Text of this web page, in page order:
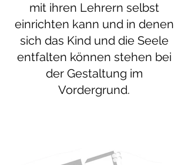
mit ihren Lehrern selbst
einrichten kann und in denen
sich das Kind und die Seele
entfalten können stehen bei
der Gestaltung im
Vordergrund.